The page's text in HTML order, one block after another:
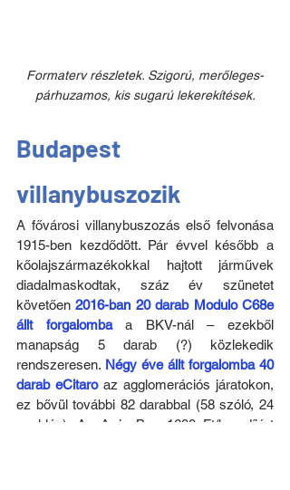
Formaterv részletek. Szigorú, merőleges-
párhuzamos, kis sugarú lekerekítések.
Budapest
villanybuszozik
A fővárosi villanybuszozás első felvonása
1915-ben kezdődött. Pár évvel később a
kőolajszármazékokkal hajtott járművek
diadalmaskodtak, száz év szünetet
követően 2016-ban 20 darab Modulo C68e
állt forgalomba a BKV-nál – ezekből
manapság 5 darab (?) közlekedik
rendszeresen. Négy éve állt forgalomba 40
darab eCitaro az agglomerációs járatokon,
ez bővül további 82 darabbal (58 szóló, 24
csuklós). Az ArrivaBus 1600 Ft/km díjért